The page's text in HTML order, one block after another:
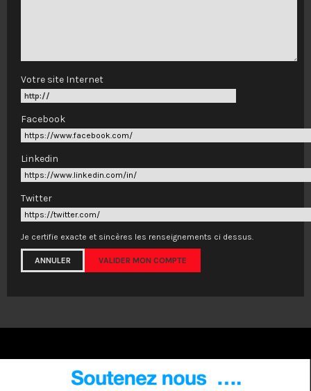
Votre site Internet
Facebook
https://www.facebook.com/
Linkedin
https://www.linkedin.com/in/
Twitter
https://twitter.com/
Je certifie exacte et sincères les renseignements ci dessus.